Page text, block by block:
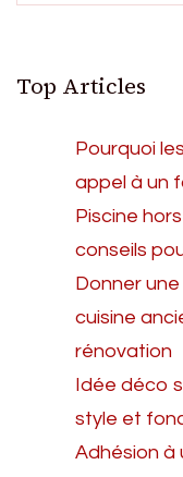
Top Articles
Pourquoi
appel à un
Piscine
conseils
Donner
cuisine
rénovation
Idée déco
style et
Adhésion à